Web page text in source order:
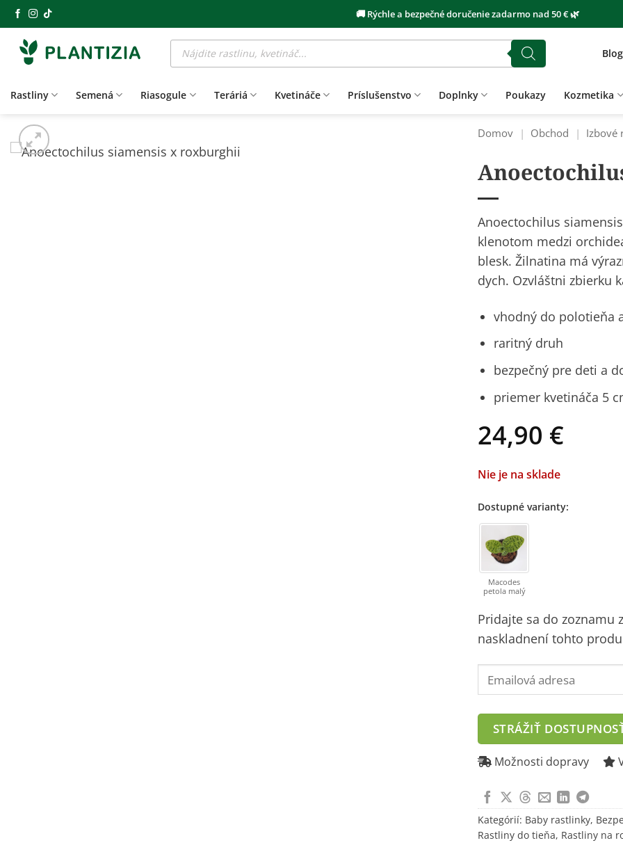
Skip
to
content
🚚 Rýchle a bezpečné doručenie zadarmo nad 50 € 🌿
Products
search Blog
Rastliny Semená Riasogule Teráriá Kvetináče Príslušenstvo Doplnky Poukazy Kozmetika
Domov | Obchod | Izbové
Anoectochilus
klenotom medzi
blesk. Žilnatina má
dych. Ozvláštni zbierku
vhodný do polotieňa
raritný druh
bezpečný pre deti a
priemer kvetináča 5
24,90 €
Nie je na sklade
Dostupné varianty:
Macodes
petola malý
Pridajte sa do zoznamu
naskladnení tohto
your
address
to
join
waitlist
for
this
product
STRÁŽIŤ
Možnosti dopravy
Kategórií: Baby rastlinky,
Rastliny do tieňa, Rastliny na